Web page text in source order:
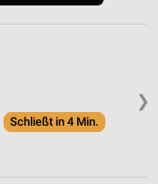
❯
Schließt in 4 Min.